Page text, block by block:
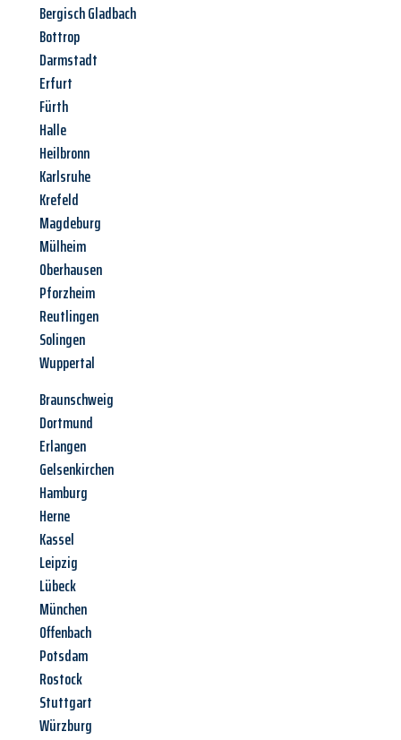
Bergisch Gladbach
Bottrop
Darmstadt
Erfurt
Fürth
Halle
Heilbronn
Karlsruhe
Krefeld
Magdeburg
Mülheim
Oberhausen
Pforzheim
Reutlingen
Solingen
Wuppertal
Braunschweig
Dortmund
Erlangen
Gelsenkirchen
Hamburg
Herne
Kassel
Leipzig
Lübeck
München
Offenbach
Potsdam
Rostock
Stuttgart
Würzburg